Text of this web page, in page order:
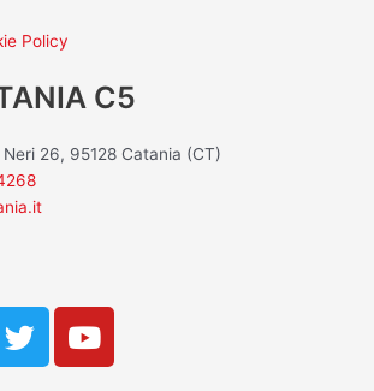
Policy
C5
26, 95128 Catania (CT)
T
w
Y
o